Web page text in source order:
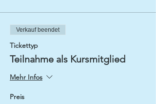
Verkauf beendet
Tickettyp
Teilnahme als Kursmitglied
Mehr Infos
Preis